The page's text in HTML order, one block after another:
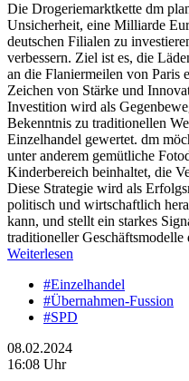
Die Drogeriemarktkette dm
Unsicherheit, eine Milliarde
deutschen Filialen zu
verbessern. Ziel ist es, die
an die Flaniermeilen von Paris
Zeichen von Stärke und
Investition wird als
Bekenntnis zu traditionellen
Einzelhandel gewertet. dm
unter anderem gemütliche
Kinderbereich beinhaltet, die
Diese Strategie wird als
politisch und wirtschaftlich
kann, und stellt ein starkes
traditioneller Geschäftsmodelle
Weiterlesen
#Einzelhandel
#Übernahmen-Fussion
#SPD
08.02.2024
16:08 Uhr